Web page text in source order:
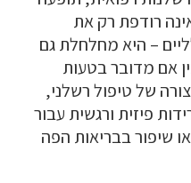
רודפת רק את
– היא מחלחלת גם
אם מדובר בטעות
צורה של טיפול רשלני,
פיזית ורגשית עבור
שיפור בבריאות הפה